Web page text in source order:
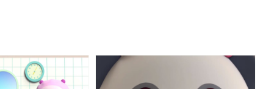
для малышей от 0 до 4 лет. Играем,
весёлые песенки с Малышариками!